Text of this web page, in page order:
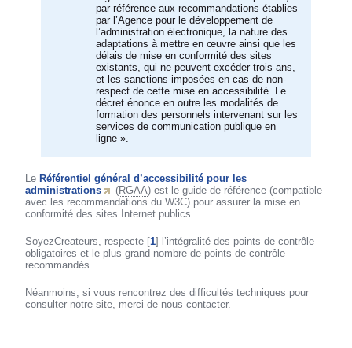
par référence aux recommandations établies
par l’Agence pour le développement de
l’administration électronique, la nature des
adaptations à mettre en œuvre ainsi que les
délais de mise en conformité des sites
existants, qui ne peuvent excéder trois ans,
et les sanctions imposées en cas de non-
respect de cette mise en accessibilité. Le
décret énonce en outre les modalités de
formation des personnels intervenant sur les
services de communication publique en
ligne ».
LeRéférentiel général d’accessibilité pour les
administrations
(RGAA) est le guide de référence (compatible
avec les recommandations du W3C) pour assurer la mise en
conformité des sites Internet publics.
SoyezCreateurs, respecte [1] l’intégralité des points de contrôle
obligatoires et le plus grand nombre de points de contrôle
recommandés.
Néanmoins, si vous rencontrez des difficultés techniques pour
consulter notre site, merci de nous contacter.